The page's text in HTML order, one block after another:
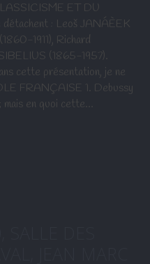
ET DU
: Leoš JANÁÈEK
1911), Richard
(1865-1957).
cette présentation, je ne
FRANÇAISE 1. Debussy
en quoi cette…